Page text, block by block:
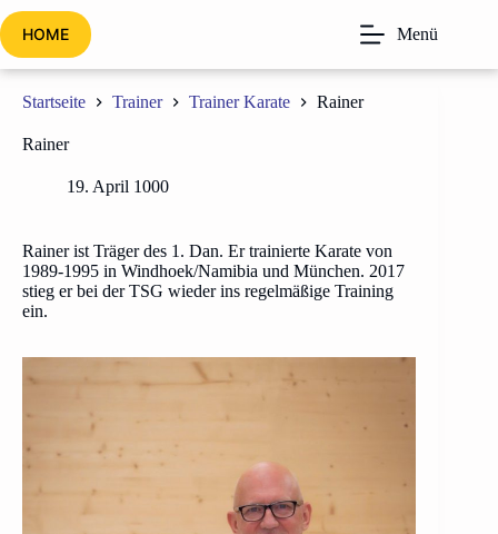
Zum
Inhalt
springen
HOME Menü
Startseite Trainer Trainer Karate Rainer
Rainer
19. April 1000
Rainer ist Träger des 1. Dan. Er trainierte Karate von
1989-1995 in Windhoek/Namibia und München. 2017
stieg er bei der TSG wieder ins regelmäßige Training
ein.